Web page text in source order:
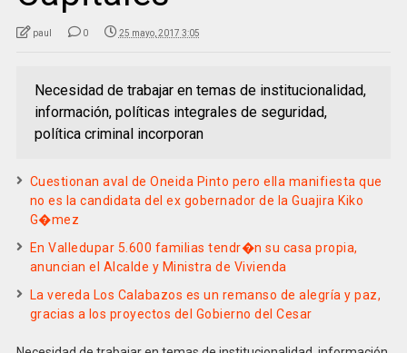
paul 0 25 mayo, 2017 3:05
Necesidad de trabajar en temas de institucionalidad,
información, políticas integrales de seguridad,
política criminal incorporan
Cuestionan aval de Oneida Pinto pero ella manifiesta que
no es la candidata del ex gobernador de la Guajira Kiko
G�mez
En Valledupar 5.600 familias tendr�n su casa propia,
anuncian el Alcalde y Ministra de Vivienda
La vereda Los Calabazos es un remanso de alegría y paz,
gracias a los proyectos del Gobierno del Cesar